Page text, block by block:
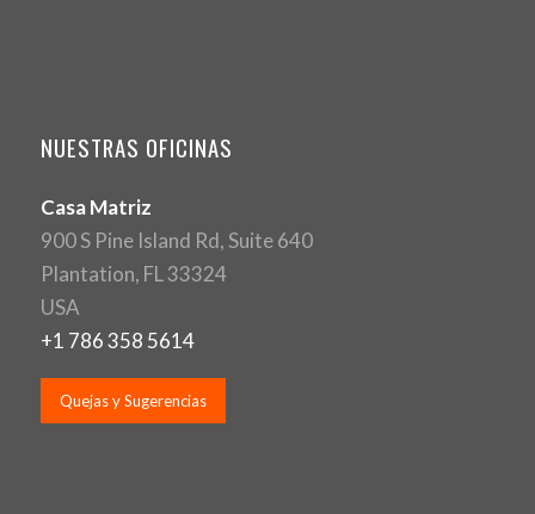
NUESTRAS OFICINAS
Casa Matriz
900 S Pine Island Rd, Suite 640
Plantation, FL 33324
USA
+1 786 358 5614
Quejas y Sugerencias